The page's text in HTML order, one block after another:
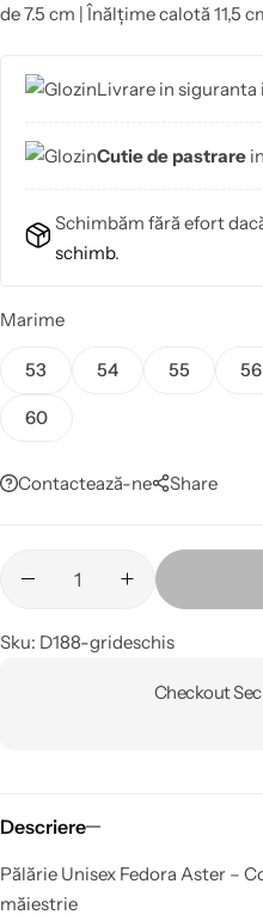
de 7.5 cm | Înălțime calotă 11,5
mărimile speciale 53, 58, 59 și
Livrare in siguranta
Cutie de pastrare
Schimbăm fără efort
schimb.
Marime
53 54 55 56
60
Contactează-ne Share
Sku: D188-grideschis
Checkout
Descriere
Pălărie Unisex Fedora Aster –
măiestrie